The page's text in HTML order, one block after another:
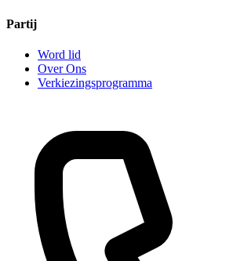
Partij
Word lid
Over Ons
Verkiezingsprogramma